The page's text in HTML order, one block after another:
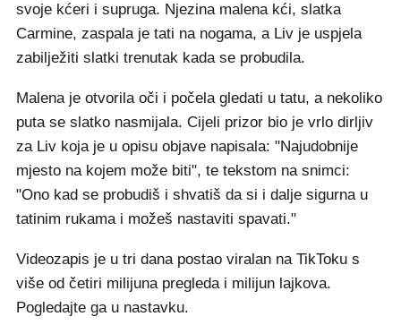
svoje kćeri i supruga. Njezina malena kći, slatka
Carmine, zaspala je tati na nogama, a Liv je uspjela
zabilježiti slatki trenutak kada se probudila.
Malena je otvorila oči i počela gledati u tatu, a nekoliko
puta se slatko nasmijala. Cijeli prizor bio je vrlo dirljiv
za Liv koja je u opisu objave napisala: "Najudobnije
mjesto na kojem može biti", te tekstom na snimci:
"Ono kad se probudiš i shvatiš da si i dalje sigurna u
tatinim rukama i možeš nastaviti spavati."
Videozapis je u tri dana postao viralan na TikToku s
više od četiri milijuna pregleda i milijun lajkova.
Pogledajte ga u nastavku.